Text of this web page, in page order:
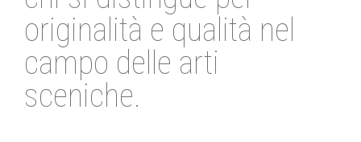
originalità e qualità nel
campo delle arti
sceniche.